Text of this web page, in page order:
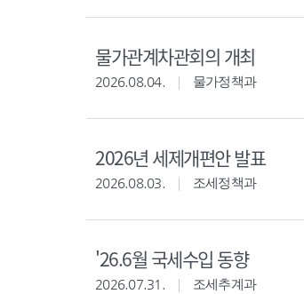
물가관계차관회의 개최
2026.08.04. 물가정책과
2026년 세제개편안 발표
2026.08.03. 조세정책과
'26.6월 국세수입 동향
2026.07.31. 조세추계과